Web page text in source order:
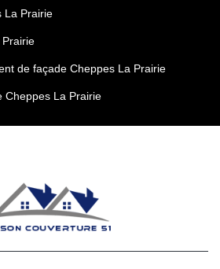
La Prairie
de façade Cheppes La Prairie
Cheppes La Prairie